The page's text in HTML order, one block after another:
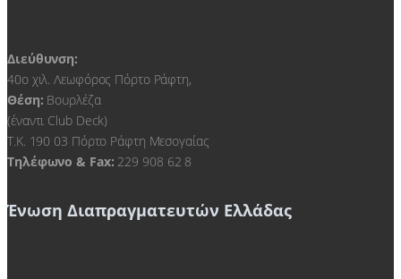
Διεύθυνση:
40ο χιλ. Λεωφόρος Πόρτο Ράφτη,
Θέση: Βουρλέζα
(έναντι Club Deck)
Τ.Κ. 190 03 Πόρτο Ράφτη Μεσογαίας
Τηλέφωνο & Fax: 229 908 62 8
Ένωση Διαπραγματευτών Ελλάδας